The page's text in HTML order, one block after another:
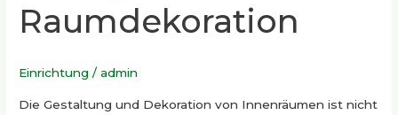
Raumdekoration
Einrichtung /admin
Die Gestaltung und Dekoration von Innenräumen ist nicht